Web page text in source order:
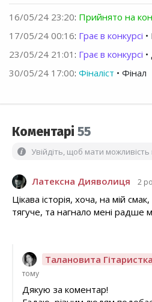
16/05/24 23:20: Прийнято на
17/05/24 00:16: Грає в конкурсі
23/05/24 21:01 : Грає в конкурсі
30/05/24 17:00: Фіналіст • Фінал
Коментарі 55
Увійдіть, щоб мати
Латексна Дияволиця 2
Цікава історія, хоча, на мій
тягуче, та нагнало мені радше
Талановита Гітаристка
тому
Дякую за коментар!